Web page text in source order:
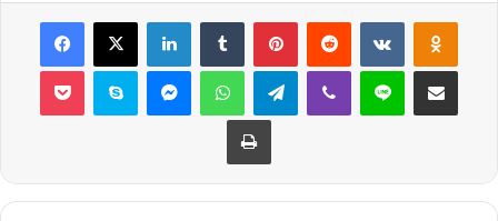
Facebook
X LinkedInTumblr PinterestReddit VKontakte
Pocket Skype MessengerWhatsAppTelegramViber Line E-Posta ile
Yazdır